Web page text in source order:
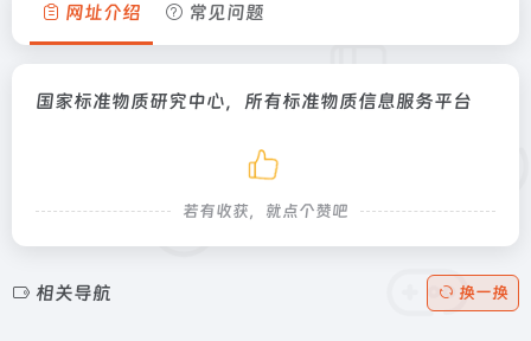
网址介绍 常见问题
国家标准物质研究中心，所有标准物质信息服务平台
若有收获，就点个赞吧
相关导航 换一换